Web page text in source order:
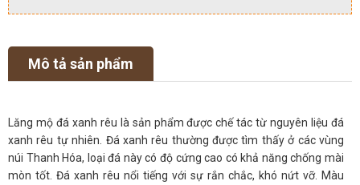
Mô tả sản phẩm
Lăng mộ đá xanh rêu là sản phẩm được chế tác từ nguyên liệu đá
xanh rêu tự nhiên. Đá xanh rêu thường được tìm thấy ở các vùng
núi Thanh Hóa, loại đá này có độ cứng cao có khả năng chống mài
mòn tốt. Đá xanh rêu nổi tiếng với sự rắn chắc, khó nứt vỡ. Màu